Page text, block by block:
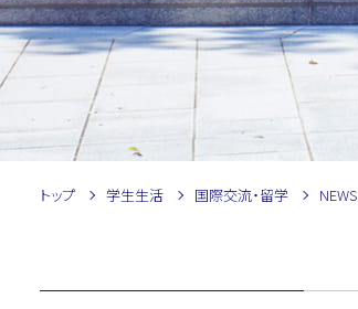
トップ 学生生活 国際交流・留学 NEWS